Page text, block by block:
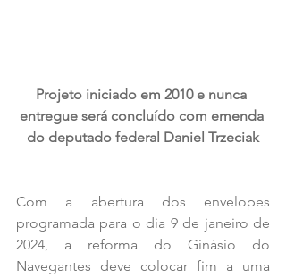
Projeto iniciado em 2010 e nunca
entregue será concluído com emenda
do deputado federal Daniel Trzeciak
Com a abertura dos envelopes
programada para o dia 9 de janeiro de
2024, a reforma do Ginásio do
Navegantes deve colocar fim a uma